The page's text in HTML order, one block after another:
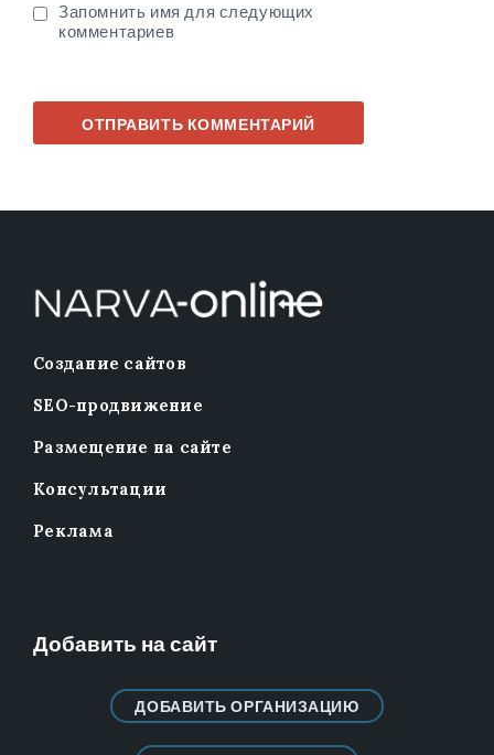
Запомнить имя для следующих
комментариев
Создание сайтов
SEO-продвижение
Размещение на сайте
Консультации
Реклама
Добавить на сайт
ДОБАВИТЬ ОРГАНИЗАЦИЮ